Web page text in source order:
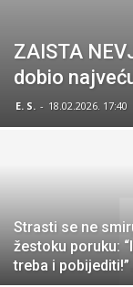
ZAISTA
dobio
E. S. - 18.02.2026. 17:40
Strasti se ne
žestoku poruku:
treba i pobijediti!”